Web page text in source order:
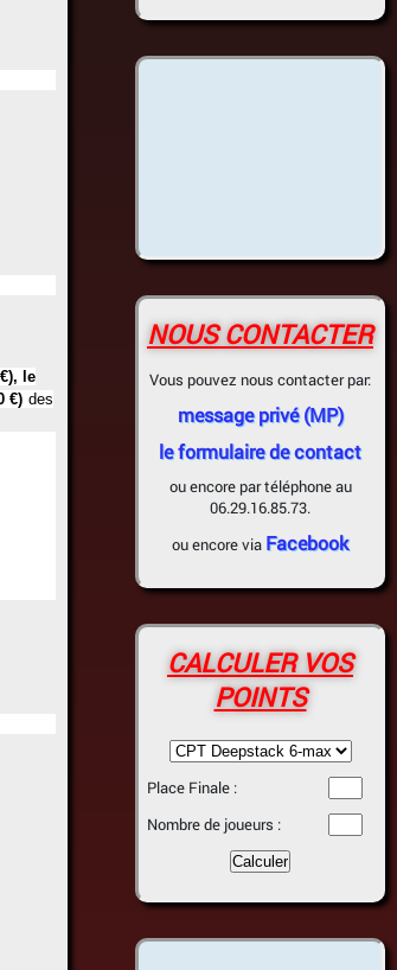
le
€) des
NOUS CONTACTER
Vous pouvez nous contacter par:
message privé (MP)
le formulaire de contact
ou encore par téléphone au
06.29.16.85.73.
ou encore via Facebook
CALCULER VOS
POINTS
Place Finale :
Nombre de joueurs :